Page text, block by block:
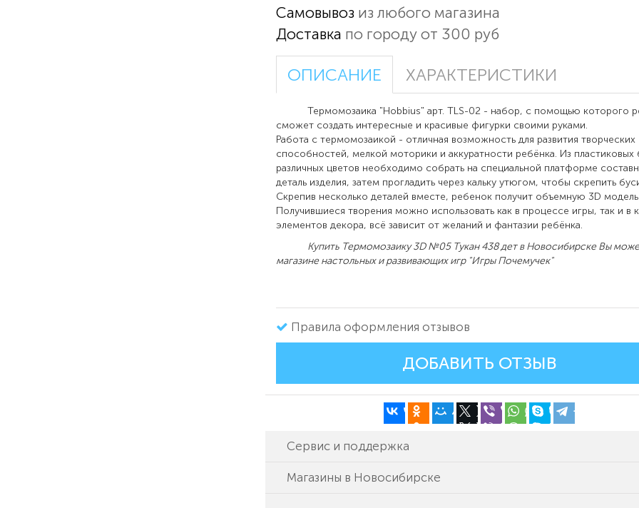
Самовывоз из любого магазина
Доставка по городу от 300 руб
ОПИСАНИЕ ХАРАКТЕРИСТИКИ
Термомозаика "Hobbius" арт. TLS-02 - набор, с помощью которого
сможет создать интересные и красивые фигурки своими руками.
Работа с термомозаикой - отличная возможность для развития творческих
способностей, мелкой моторики и аккуратности ребёнка. Из пластиковых
различных цветов необходимо собрать на специальной платформе
деталь изделия, затем прогладить через кальку утюгом, чтобы скрепить
Скрепив несколько деталей вместе, ребенок получит объемную 3D модель
Получившиеся творения можно использовать как в процессе игры, так и в
элементов декора, всё зависит от желаний и фантазии ребёнка.
Купить Термомозаику 3D №05 Тукан 438 дет в Новосибирске Вы
магазине настольных и развивающих игр "Игры Почемучек"
Правила оформления отзывов
ДОБАВИТЬ ОТЗЫВ
Сервис и поддержка
Магазины в Новосибирске